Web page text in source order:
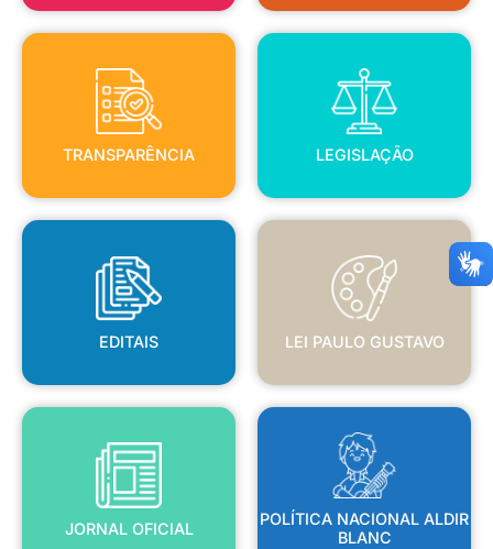
TRANSPARÊNCIA
TRANSPARÊNCIA
LEGISLAÇÃO
LEGISLAÇÃO
EDITAIS
EDITAIS
LEI PAULO GUSTAVO
LEI PAULO GUSTAVO
JORNAL OFICIAL
JORNAL OFICIAL
POLÍTICA NACIONAL ALDIR
BLANC
POLÍTICA NACIONAL ALDIR
BLANC